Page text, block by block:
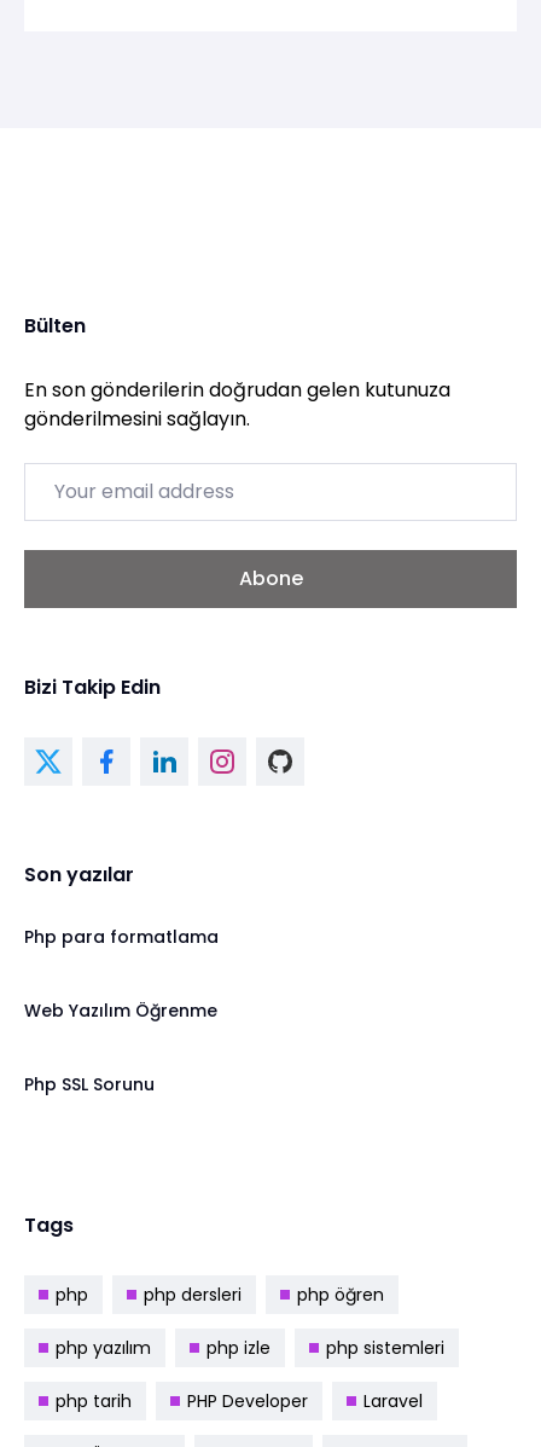
Bülten
En son gönderilerin doğrudan gelen kutunuza
gönderilmesini sağlayın.
Abone
Bizi Takip Edin
Son yazılar
Php para formatlama
Web Yazılım Öğrenme
Php SSL Sorunu
Tags
php php dersleri php öğren
php yazılım php izle php sistemleri
php tarih PHP Developer Laravel